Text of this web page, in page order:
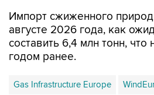
Импорт сжиженного
августе 2026 года, как
составить 6,4 млн тонн, что
годом ранее.
Gas Infrastructure Europe